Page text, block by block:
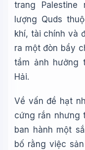
trang Palestine
lượng Quds
khí, tài chính và
ra một đòn bẩy
tầm ảnh hưởng
Hải.
Về vấn đề hạt
cứng rắn nhưng
ban hành một
bố rằng việc